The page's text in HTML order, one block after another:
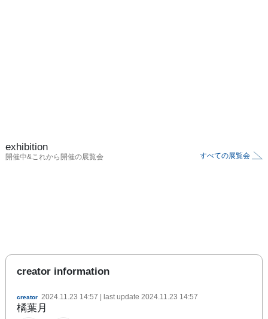
exhibition
開催中&これから開催の展覧会 すべての展覧会
creator information
creator 2024.11.23 14:57 | last update 2024.11.23 14:57
橘葉月